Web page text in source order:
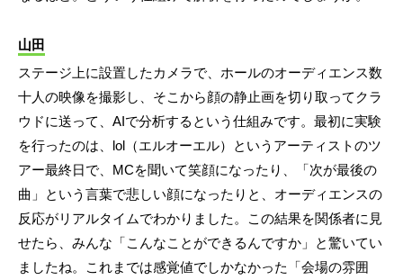
山田
ステージ上に設置したカメラで、ホールのオーディエンス数
十人の映像を撮影し、そこから顔の静止画を切り取ってクラ
ウドに送って、AIで分析するという仕組みです。最初に実験
を行ったのは、lol（エルオーエル）というアーティストのツ
アー最終日で、MCを聞いて笑顔になったり、「次が最後の
曲」という言葉で悲しい顔になったりと、オーディエンスの
反応がリアルタイムでわかりました。この結果を関係者に見
せたら、みんな「こんなことができるんですか」と驚いてい
ましたね。これまでは感覚値でしかなかった「会場の雰囲